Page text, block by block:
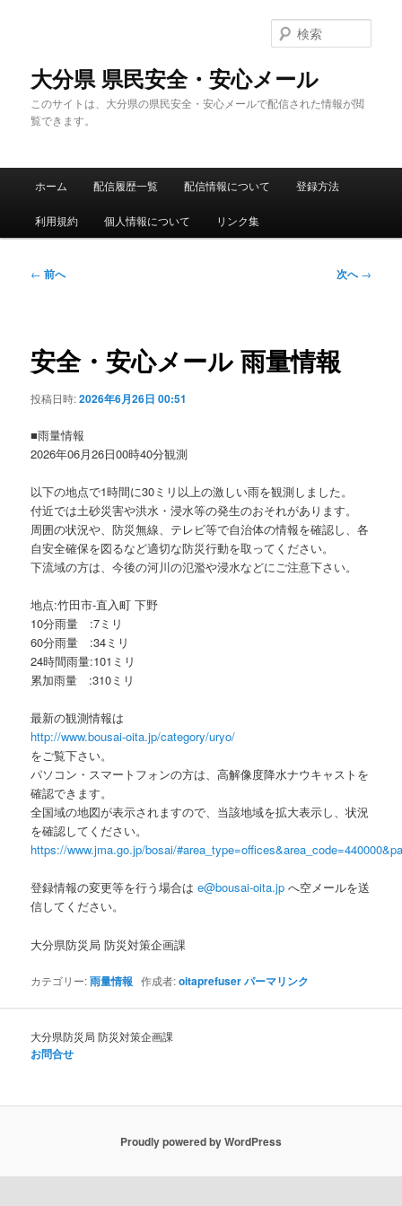
大分県 県民安全・安心メール
このサイトは、大分県の県民安全・安心メールで配信された情報が閲
覧できます。
索
メ
ホーム 配信履歴一覧 配信情報について 登録方法
利用規約 個人情報について リンク集
投
ゲ
ー
ョ
← 前へ 次へ→
安全・安心メール 雨量情報
投稿日時:2026年6月26日 00:51
■雨量情報
2026年06月26日00時40分観測
以下の地点で1時間に30ミリ以上の激しい雨を観測しました。
付近では土砂災害や洪水・浸水等の発生のおそれがあります。
周囲の状況や、防災無線、テレビ等で自治体の情報を確認し、各
自安全確保を図るなど適切な防災行動を取ってください。
下流域の方は、今後の河川の氾濫や浸水などにご注意下さい。
地点:竹田市-直入町 下野
10分雨量 :7ミリ
60分雨量 :34ミリ
24時間雨量:101ミリ
累加雨量 :310ミリ
最新の観測情報は
http://www.bousai-oita.jp/category/uryo/
をご覧下さい。
パソコン・スマートフォンの方は、高解像度降水ナウキャストを
確認できます。
全国域の地図が表示されますので、当該地域を拡大表示し、状況
を確認してください。
https://www.jma.go.jp/bosai/
登録情報の変更等を行う場合はe@bousai-oita.jp へ空メールを送
信してください。
大分県防災局 防災対策企画課
カテゴリー:雨量情報 作成者:oitaprefuserパーマリンク
大分県防災局 防災対策企画課
お問合せ
Proudly powered by WordPress